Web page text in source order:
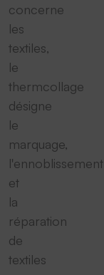
concerne
les
textiles,
le
thermcollage
désigne
le
marquage,
l'ennoblissement
et
la
réparation
de
textiles